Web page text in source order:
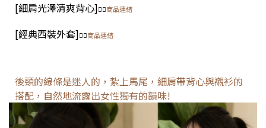
[細肩光澤清爽背心]👈🏻商品連結
[經典西裝外套]👈🏻商品連結
後頸的線條是迷人的，紮上馬尾，細肩帶背心與襯衫的
搭配，自然地流露出女性獨有的韻味!